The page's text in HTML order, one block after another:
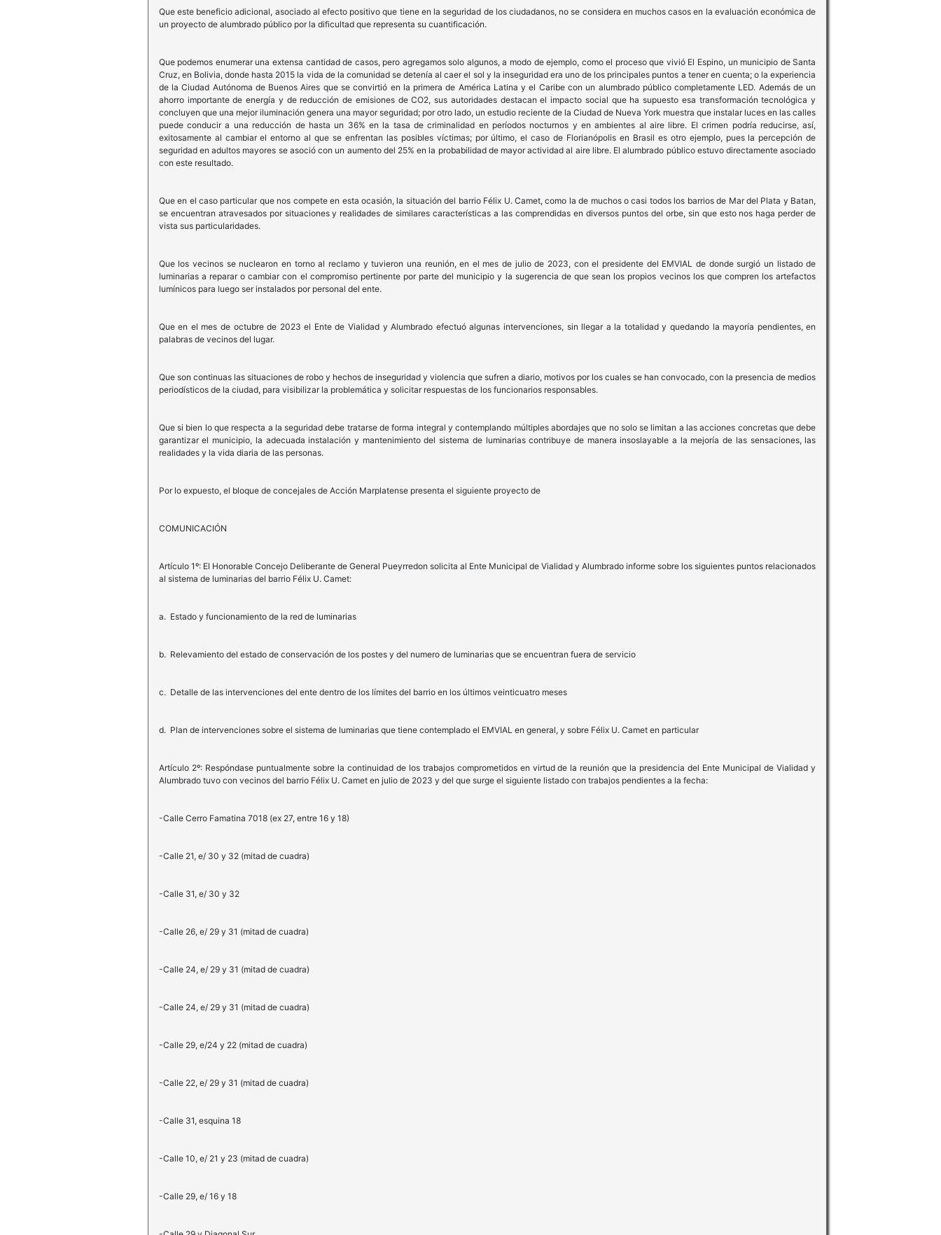
Que este beneficio adicional, asociado al efecto positivo que tiene en la seguridad de los ciudadanos, no se considera en muchos casos en la evaluación económica de
un proyecto de alumbrado público por la dificultad que representa su cuantificación.
Que podemos enumerar una extensa cantidad de casos, pero agregamos solo algunos, a modo de ejemplo, como el proceso que vivió El Espino, un municipio de Santa
Cruz, en Bolivia, donde hasta 2015 la vida de la comunidad se detenía al caer el sol y la inseguridad era uno de los principales puntos a tener en cuenta; o la experiencia
de la Ciudad Autónoma de Buenos Aires que se convirtió en la primera de América Latina y el Caribe con un alumbrado público completamente LED. Además de un
ahorro importante de energía y de reducción de emisiones de CO2, sus autoridades destacan el impacto social que ha supuesto esa transformación tecnológica y
concluyen que una mejor iluminación genera una mayor seguridad; por otro lado, un estudio reciente de la Ciudad de Nueva York muestra que instalar luces en las calles
puede conducir a una reducción de hasta un 36% en la tasa de criminalidad en períodos nocturnos y en ambientes al aire libre. El crimen podría reducirse, así,
exitosamente al cambiar el entorno al que se enfrentan las posibles víctimas; por último, el caso de Florianópolis en Brasil es otro ejemplo, pues la percepción de
seguridad en adultos mayores se asoció con un aumento del 25% en la probabilidad de mayor actividad al aire libre. El alumbrado público estuvo directamente asociado
con este resultado.
Que en el caso particular que nos compete en esta ocasión, la situación del barrio Félix U. Camet, como la de muchos o casi todos los barrios de Mar del Plata y Batan,
se encuentran atravesados por situaciones y realidades de similares características a las comprendidas en diversos puntos del orbe, sin que esto nos haga perder de
vista sus particularidades.
Que los vecinos se nuclearon en torno al reclamo y tuvieron una reunión, en el mes de julio de 2023, con el presidente del EMVIAL de donde surgió un listado de
luminarias a reparar o cambiar con el compromiso pertinente por parte del municipio y la sugerencia de que sean los propios vecinos los que compren los artefactos
lumínicos para luego ser instalados por personal del ente.
Que en el mes de octubre de 2023 el Ente de Vialidad y Alumbrado efectuó algunas intervenciones, sin llegar a la totalidad y quedando la mayoría pendientes, en
palabras de vecinos del lugar.
Que son continuas las situaciones de robo y hechos de inseguridad y violencia que sufren a diario, motivos por los cuales se han convocado, con la presencia de medios
periodísticos de la ciudad, para visibilizar la problemática y solicitar respuestas de los funcionarios responsables.
Que si bien lo que respecta a la seguridad debe tratarse de forma integral y contemplando múltiples abordajes que no solo se limitan a las acciones concretas que debe
garantizar el municipio, la adecuada instalación y mantenimiento del sistema de luminarias contribuye de manera insoslayable a la mejoría de las sensaciones, las
realidades y la vida diaria de las personas.
Por lo expuesto, el bloque de concejales de Acción Marplatense presenta el siguiente proyecto de
COMUNICACIÓN
Artículo 1º: El Honorable Concejo Deliberante de General Pueyrredon solicita al Ente Municipal de Vialidad y Alumbrado informe sobre los siguientes puntos relacionados
al sistema de luminarias del barrio Félix U. Camet:
a. Estado y funcionamiento de la red de luminarias
b. Relevamiento del estado de conservación de los postes y del numero de luminarias que se encuentran fuera de servicio
c. Detalle de las intervenciones del ente dentro de los límites del barrio en los últimos veinticuatro meses
d. Plan de intervenciones sobre el sistema de luminarias que tiene contemplado el EMVIAL en general, y sobre Félix U. Camet en particular
Artículo 2º: Respóndase puntualmente sobre la continuidad de los trabajos comprometidos en virtud de la reunión que la presidencia del Ente Municipal de Vialidad y
Alumbrado tuvo con vecinos del barrio Félix U. Camet en julio de 2023 y del que surge el siguiente listado con trabajos pendientes a la fecha:
-Calle Cerro Famatina 7018 (ex 27, entre 16 y 18)
-Calle 21, e/ 30 y 32 (mitad de cuadra)
-Calle 31, e/ 30 y 32
-Calle 26, e/ 29 y 31 (mitad de cuadra)
-Calle 24, e/ 29 y 31 (mitad de cuadra)
-Calle 24, e/ 29 y 31 (mitad de cuadra)
-Calle 29, e/24 y 22 (mitad de cuadra)
-Calle 22, e/ 29 y 31 (mitad de cuadra)
-Calle 31, esquina 18
-Calle 10, e/ 21 y 23 (mitad de cuadra)
-Calle 29, e/ 16 y 18